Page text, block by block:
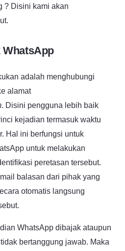
? Disini kami akan
WhatsApp
adalah menghubungi
alamat
. Disini pengguna lebih baik
kejadian termasuk waktu
Hal ini berfungsi untuk
untuk melakukan
peretasan tersebut.
balasan dari pihak yang
otomatis langsung
WhatsApp dibajak ataupun
bertanggung jawab. Maka